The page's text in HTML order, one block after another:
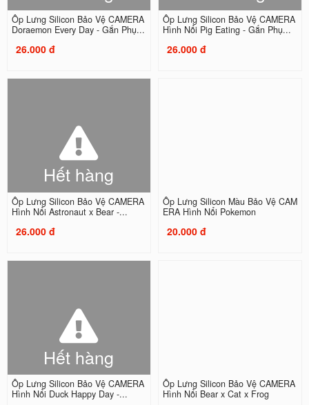
Ốp Lưng Silicon Bảo Vệ CAMERA
Doraemon Every Day - Gắn Phụ...
26.000 đ
Ốp Lưng Silicon Bảo Vệ CAMERA
Hình Nổi Pig Eating - Gắn Phụ...
26.000 đ
Hết hàng
Ốp Lưng Silicon Bảo Vệ CAMERA
Hình Nổi Astronaut x Bear -...
26.000 đ
Ốp Lưng Silicon Màu Bảo Vệ CAM
ERA Hình Nổi Pokemon
20.000 đ
Hết hàng
Ốp Lưng Silicon Bảo Vệ CAMERA
Hình Nổi Duck Happy Day -...
Ốp Lưng Silicon Bảo Vệ CAMERA
Hình Nổi Bear x Cat x Frog